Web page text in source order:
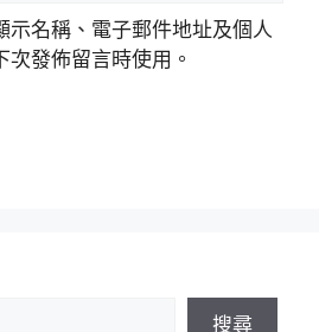
示名稱、電子郵件地址及個人
發佈留言時使用。
搜尋